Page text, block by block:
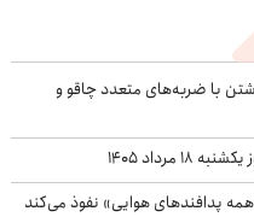
با ضربه‌های متعدد چاقو و
۱۴۰۵
پدافندهای هوایی» نفوذ می‌کند